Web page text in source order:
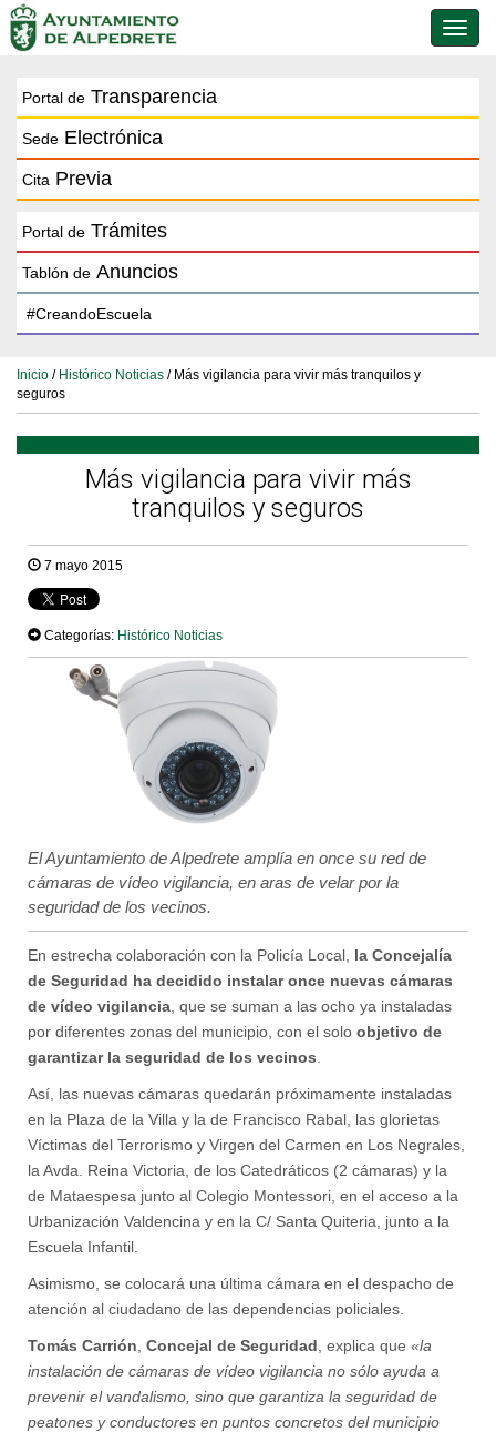
de
Portal de Transparencia
Sede Electrónica
Cita Previa
Portal de Trámites
Tablón de Anuncios
Inicio / Histórico Noticias / Más vigilancia para vivir más tranquilos y
seguros
Más vigilancia para vivir más
tranquilos y seguros
7 mayo 2015
Categorías: Histórico Noticias
El Ayuntamiento de Alpedrete amplía en once su red de
cámaras de vídeo vigilancia, en aras de velar por la
seguridad de los vecinos.
En estrecha colaboración con la Policía Local, la Concejalía
de Seguridad ha decidido instalar once nuevas cámaras
de vídeo vigilancia , que se suman a las ocho ya instaladas
por diferentes zonas del municipio, con el solo objetivo de
garantizar la seguridad de los vecinos
Así, las nuevas cámaras quedarán próximamente instaladas
en la Plaza de la Villa y la de Francisco Rabal, las glorietas
Víctimas del Terrorismo y Virgen del Carmen en Los Negrales,
la Avda. Reina Victoria, de los Catedráticos (2 cámaras) y la
de Mataespesa junto al Colegio Montessori, en el acceso a la
Urbanización Valdencina y en la C/ Santa Quiteria, junto a la
Escuela Infantil.
Asimismo, se colocará una última cámara en el despacho de
atención al ciudadano de las dependencias policiales.
Tomás Carrión Concejal de Seguridad , explica que «la
instalación de cámaras de vídeo vigilancia no sólo ayuda a
prevenir el vandalismo, sino que garantiza la seguridad de
peatones y conductores en puntos concretos del municipio